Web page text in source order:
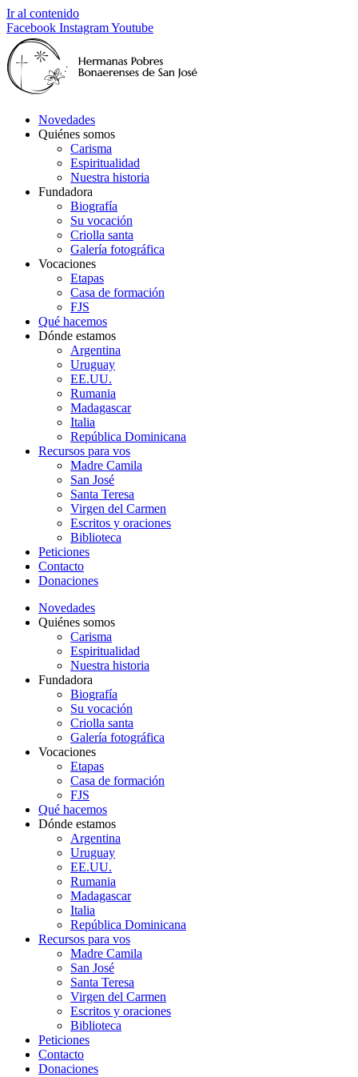
Ir al contenido
Facebook InstagramYoutube
Novedades
Quiénes somos
Carisma
Espiritualidad
Nuestra historia
Fundadora
Biografía
Su vocación
Criolla santa
Galería fotográfica
Vocaciones
Etapas
Casa de formación
FJS
Qué hacemos
Dónde estamos
Argentina
Uruguay
EE.UU.
Rumania
Madagascar
Italia
República Dominicana
Recursos para vos
Madre Camila
San José
Santa Teresa
Virgen del Carmen
Escritos y oraciones
Biblioteca
Peticiones
Contacto
Donaciones
Novedades
Quiénes somos
Carisma
Espiritualidad
Nuestra historia
Fundadora
Biografía
Su vocación
Criolla santa
Galería fotográfica
Vocaciones
Etapas
Casa de formación
FJS
Qué hacemos
Dónde estamos
Argentina
Uruguay
EE.UU.
Rumania
Madagascar
Italia
República Dominicana
Recursos para vos
Madre Camila
San José
Santa Teresa
Virgen del Carmen
Escritos y oraciones
Biblioteca
Peticiones
Contacto
Donaciones